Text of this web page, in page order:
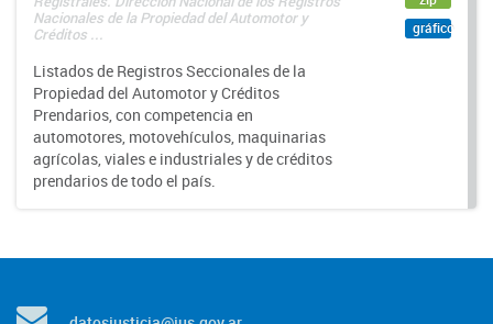
Nacionales de la Propiedad del Automotor y
Créditos ...
Listados de Registros Seccionales de la
Propiedad del Automotor y Créditos
Prendarios, con competencia en
automotores, motovehículos, maquinarias
agrícolas, viales e industriales y de créditos
prendarios de todo el país.
gráfico